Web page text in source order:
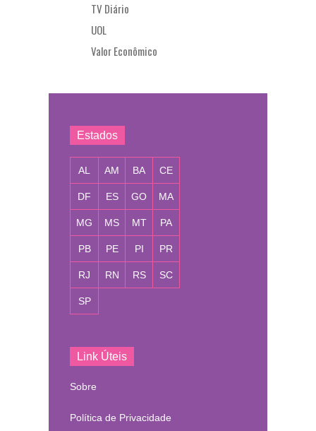
TV Diário
UOL
Valor Econômico
Estados
AL AM BA CE
DF ES GO MA
MG MS MT PA
PB PE PI PR
RJ RN RS SC
SP
Link Úteis
Sobre
Política de Privacidade